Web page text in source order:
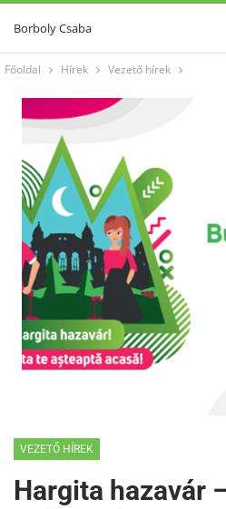
Borboly Csaba
Főoldal Hírek Vezető hírek
VEZETŐ HÍREK
Hargita hazavár